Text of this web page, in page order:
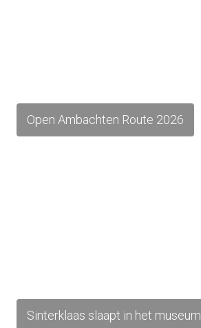
Open Ambachten Route 2026
Sinterklaas slaapt in het museum